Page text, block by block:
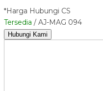
*Harga Hubungi CS
Tersedia / AJ-MAG 094
Hubungi Kami